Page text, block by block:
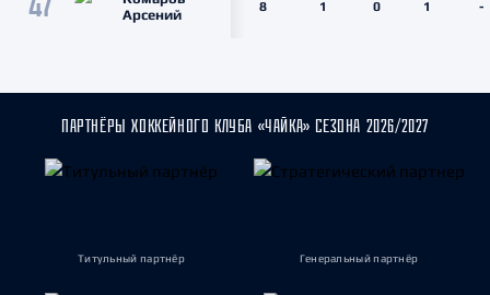
47
Арсений
8 1 0 1 -
ПАРТНЁРЫ ХОККЕЙНОГО КЛУБА «ЧАЙКА» СЕЗОНА 2026/2027
Титульный партнёр Генеральный партнёр